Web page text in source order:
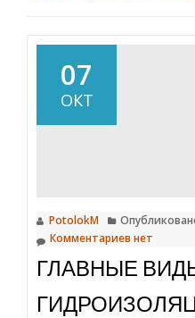
07
ОКТ
PotolokM
Комментариев нет
ГЛАВНЫЕ